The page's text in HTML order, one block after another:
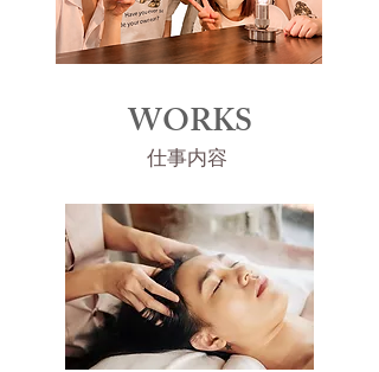
​WORKS
​仕事内容